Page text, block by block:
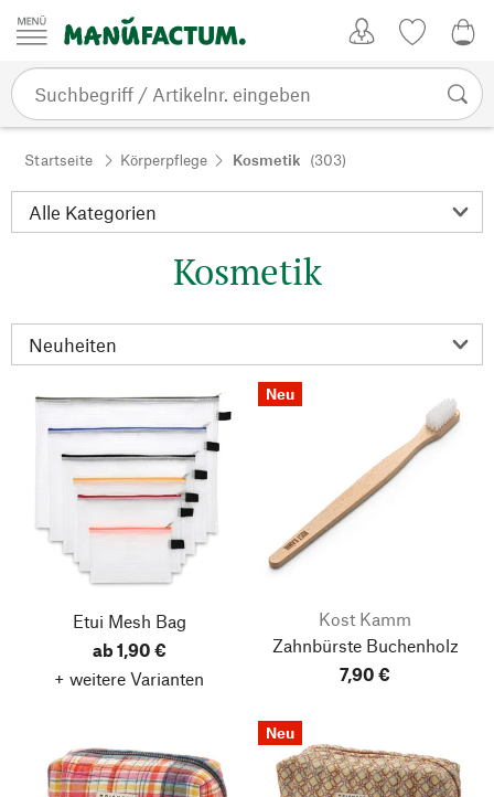
Zum Inhalt springen
Startseite Körperpflege Kosmetik (303)
Kosmetik
Etui Mesh Bag
ab 1,90 €
+ weitere Varianten
Neu
Kost Kamm
Zahnbürste Buchenholz
7,90 €
Neu